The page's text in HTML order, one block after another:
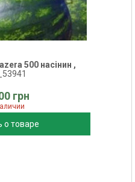
500 насінин ,
грн
о товаре